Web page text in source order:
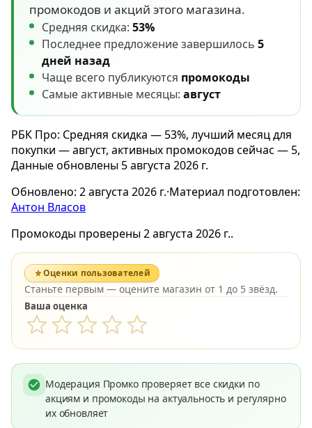
промокодов и акций этого магазина.
Средняя скидка: 53%
Последнее предложение завершилось 5
дней назад
Чаще всего публикуются промокоды
Самые активные месяцы: август
РБК Про: Средняя скидка — 53%, лучший месяц для
покупки — август, активных промокодов сейчас — 5,
Данные обновлены 5 августа 2026 г.
Обновлено: 2 августа 2026 г.·Материал подготовлен:
Антон Власов
Промокоды проверены 2 августа 2026 г..
Оценки пользователей
Станьте первым — оцените магазин от 1 до 5 звёзд.
Ваша оценка
Модерация Промко проверяет все скидки по
акциям и промокоды на актуальность и регулярно
их обновляет